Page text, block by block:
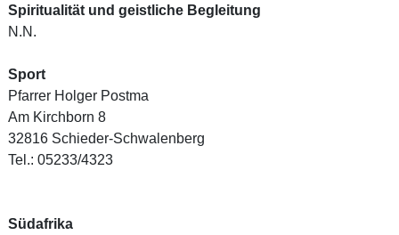
Spiritualität und geistliche Begleitung
N.N.
Sport
Pfarrer Holger Postma
Am Kirchborn 8
32816 Schieder-Schwalenberg
Tel.: 05233/4323
Südafrika